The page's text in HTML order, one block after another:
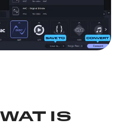
WAT IS